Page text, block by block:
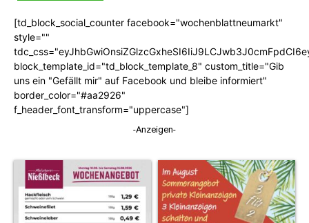
[td_block_social_counter facebook="wochenblattneumarkt"
style=""
block_template_id="td_block_template_8" custom_title="Gib
uns ein "Gefällt mir" auf Facebook und bleibe informiert"
border_color="#aa2926"
f_header_font_transform="uppercase"]
-Anzeigen-